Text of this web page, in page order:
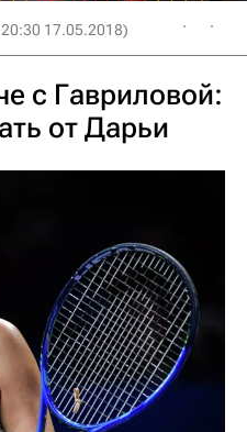
17.05.2018)
с Гавриловой:
от Дарьи